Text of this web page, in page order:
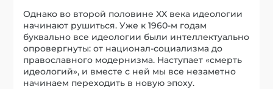
Однако во второй половине XX века идеологии
начинают рушиться. Уже к 1960-м годам
буквально все идеологии были интеллектуально
опровергнуты: от национал-социализма до
православного модернизма. Наступает «смерть
идеологий», и вместе с ней мы все незаметно
начинаем переходить в новую эпоху.